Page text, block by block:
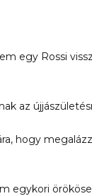
egy Rossi
az
hogy
egykori